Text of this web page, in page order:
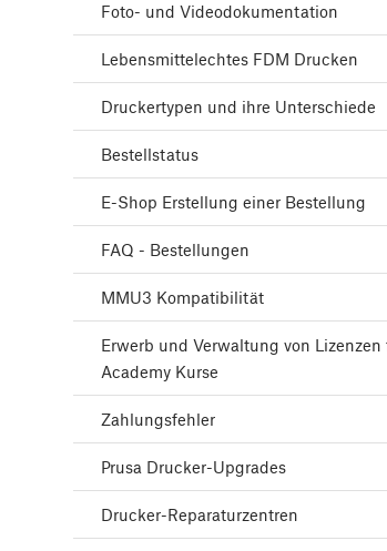
Foto- und Videodokumentation
Lebensmittelechtes FDM Drucken
Druckertypen und ihre Unterschiede
Bestellstatus
E-Shop Erstellung einer Bestellung
FAQ - Bestellungen
MMU3 Kompatibilität
Erwerb und Verwaltung von Lizenzen
Academy Kurse
Zahlungsfehler
Prusa Drucker-Upgrades
Drucker-Reparaturzentren